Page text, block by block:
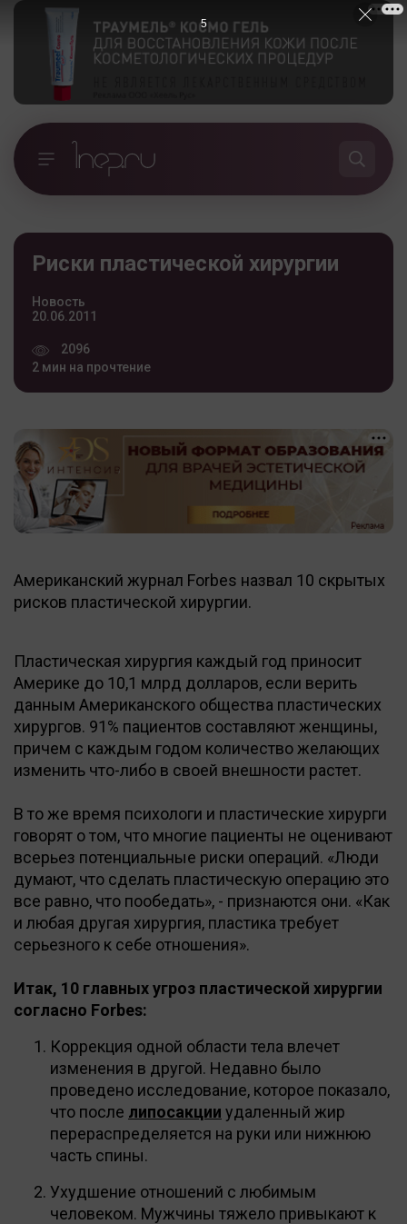
Риски пластической хирургии
Новость
20.06.2011
2096
2 мин на прочтение
Американский журнал Forbes назвал 10 скрытых
рисков пластической хирургии.
Пластическая хирургия каждый год приносит
Америке до 10,1 млрд долларов, если верить
данным Американского общества пластических
хирургов. 91% пациентов составляют женщины,
причем с каждым годом количество желающих
изменить что-либо в своей внешности растет.
В то же время психологи и пластические хирурги
говорят о том, что многие пациенты не оценивают
всерьез потенциальные риски операций. «Люди
думают, что сделать пластическую операцию это
все равно, что пообедать», - признаются они. «Как
и любая другая хирургия, пластика требует
серьезного к себе отношения».
Итак, 10 главных угроз пластической хирургии
согласно Forbes:
Коррекция одной области тела влечет
изменения в другой. Недавно было
проведено исследование, которое показало,
что после липосакции удаленный жир
перераспределяется на руки или нижнюю
часть спины.
Ухудшение отношений с любимым
человеком. Мужчины тяжело привыкают к
5